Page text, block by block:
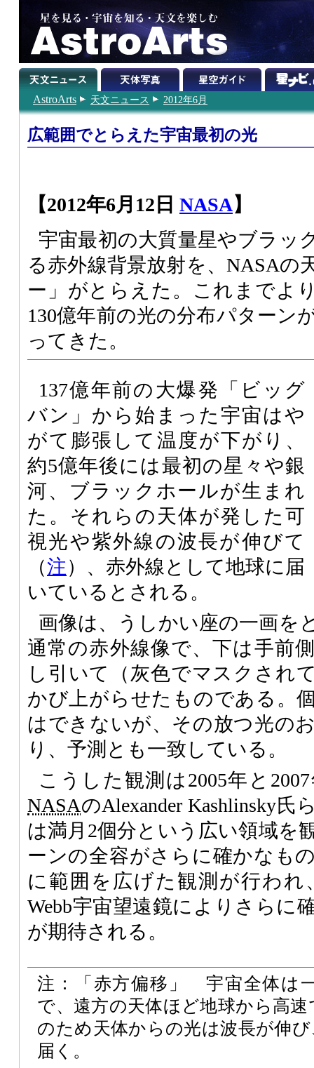
AstroArts 天文ニュース 2012年6月
広範囲でとらえた宇宙最初の光
【2012年6月12日 NASA】
宇宙最初の大質量星やブラッ
る赤外線背景放射を、NASAの
ー」がとらえた。これまでよ
130億年前の光の分布パターン
ってきた。
137億年前の大爆発「ビッグ
バン」から始まった宇宙はや
がて膨張して温度が下がり、
約5億年後には最初の星々や銀
河、ブラックホールが生まれ
た。それらの天体が発した可
視光や紫外線の波長が伸びて
（注）、赤外線として地球に届
いているとされる。
画像は、うしかい座の一画を
通常の赤外線像で、下は手前
し引いて（灰色でマスクされ
かび上がらせたものである。
はできないが、その放つ光の
り、予測とも一致している。
こうした観測は2005年と
NASAのAlexander Kashlinsky
は満月2個分という広い領域を
ーンの全容がさらに確かなも
に範囲を広げた観測が行われ
Webb宇宙望遠鏡によりさらに
が期待される。
注：「赤方偏移」 宇宙全体は
で、遠方の天体ほど地球から高
のため天体からの光は波長が伸
届く。